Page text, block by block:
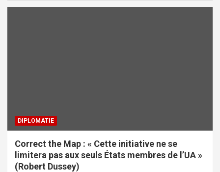
DIPLOMATIE
Correct the Map : « Cette initiative ne se
limitera pas aux seuls États membres de l’UA »
(Robert Dussey)